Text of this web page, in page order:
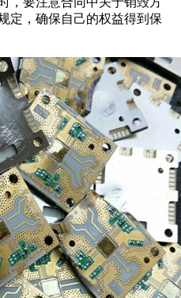
定，确保自己的权益得到保